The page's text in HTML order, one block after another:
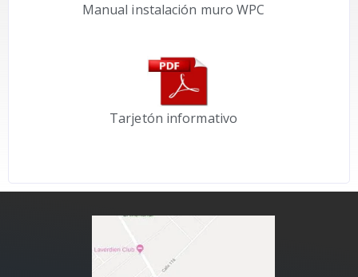
Manual instalación muro WPC
Tarjetón informativo